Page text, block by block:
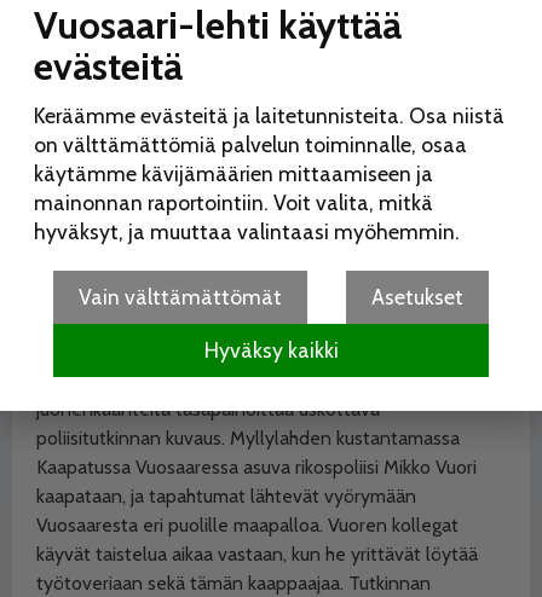
Tero Somppi: Kaapattu.
Kustantaja: Myllylahti.
Sivumäärä: 332.
Vauhdikkaita käänteitä, uskottavaa
tutkintaa
Tero Somppi käyttää paljon aikaa romaaniensa
pohjustukseen, niitä voisi kuvailla Jarkko Sipilän ja Max
Seeckin miksauksiksi: vauhdikkaita, usein kansainvälisiä
juonenkäänteitä tasapainoittaa uskottava
poliisitutkinnan kuvaus. Myllylahden kustantamassa
Kaapatussa Vuosaaressa asuva rikospoliisi Mikko Vuori
kaapataan, ja tapahtumat lähtevät vyörymään
Vuosaaresta eri puolille maapalloa. Vuoren kollegat
käyvät taistelua aikaa vastaan, kun he yrittävät löytää
työtoveriaan sekä tämän kaappaajaa. Tutkinnan
Vuosaari-lehti käyttää
evästeitä
Keräämme evästeitä ja laitetunnisteita. Osa niistä
on välttämättömiä palvelun toiminnalle, osaa
käytämme kävijämäärien mittaamiseen ja
mainonnan raportointiin. Voit valita, mitkä
hyväksyt, ja muuttaa valintaasi myöhemmin.
Vain välttämättömät Asetukset
Hyväksy kaikki